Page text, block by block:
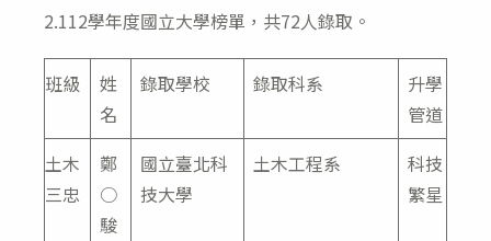
2.112學年度國立大學榜單，共72人錄取。
班級
姓
名
錄取學校 錄取科系
升學
管道
土木
三忠
鄭
○
駿
國立臺北科
技大學
土木工程系
科技
繁星